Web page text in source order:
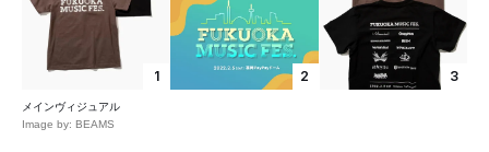
1
メインヴィジュアル
Image by: BEAMS
2 3